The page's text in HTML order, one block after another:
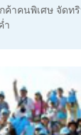
าคนพิเศษ จัดทริ
ำ